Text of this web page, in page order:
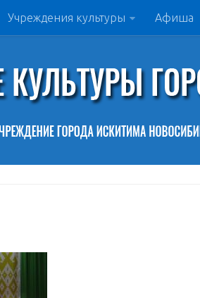
Учреждения культуры Афиша